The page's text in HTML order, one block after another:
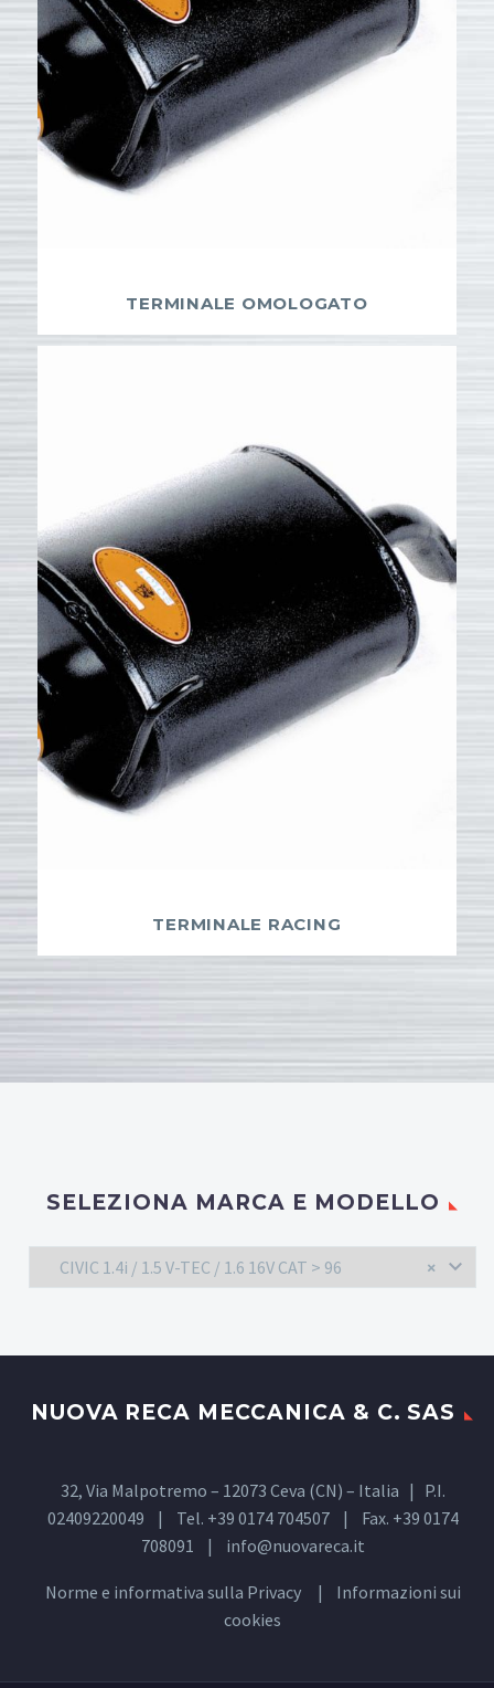
TERMINALE OMOLOGATO
TERMINALE RACING
SELEZIONA MARCA E MODELLO
×
CIVIC 1.4i / 1.5 V-TEC / 1.6 16V CAT > 96
NUOVA RECA MECCANICA & C. SAS
32, Via Malpotremo – 12073 Ceva (CN) – Italia | P.I.
02409220049 | Tel. +39 0174 704507 | Fax. +39 0174
708091 | info@nuovareca.it
Norme e informativa sulla Privacy| Informazioni sui
cookies